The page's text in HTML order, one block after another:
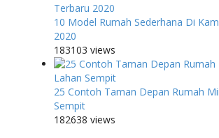
10 Model Rumah Sederhana Di
2020
183103 views
25 Contoh Taman Depan Rumah
Sempit
182638 views